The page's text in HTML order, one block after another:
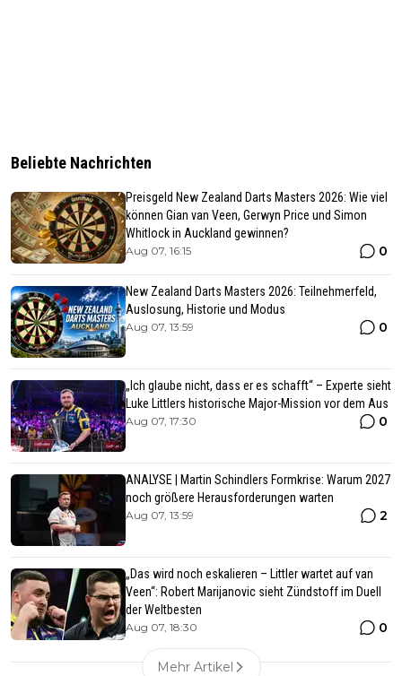
Beliebte Nachrichten
Preisgeld New Zealand Darts Masters 2026: Wie viel
können Gian van Veen, Gerwyn Price und Simon
Whitlock in Auckland gewinnen?
Aug 07, 16:15 0
New Zealand Darts Masters 2026: Teilnehmerfeld,
Auslosung, Historie und Modus
Aug 07, 13:59 0
„Ich glaube nicht, dass er es schafft“ – Experte sieht
Luke Littlers historische Major-Mission vor dem Aus
Aug 07, 17:30 0
ANALYSE | Martin Schindlers Formkrise: Warum 2027
noch größere Herausforderungen warten
Aug 07, 13:59 2
„Das wird noch eskalieren – Littler wartet auf van
Veen“: Robert Marijanovic sieht Zündstoff im Duell
der Weltbesten
Aug 07, 18:30 0
Mehr Artikel